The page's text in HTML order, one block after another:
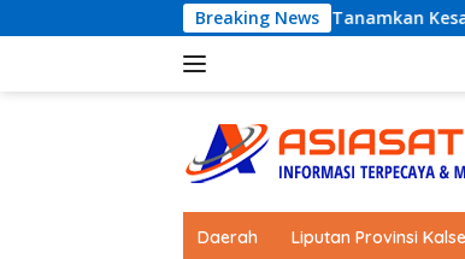
ke
Breaking News
Kotabaru Tanamkan Kesadaran Tertib Lalu
Daerah Liputan Provinsi